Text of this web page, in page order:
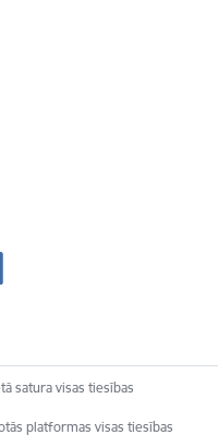
satura visas tiesības
platformas visas tiesības